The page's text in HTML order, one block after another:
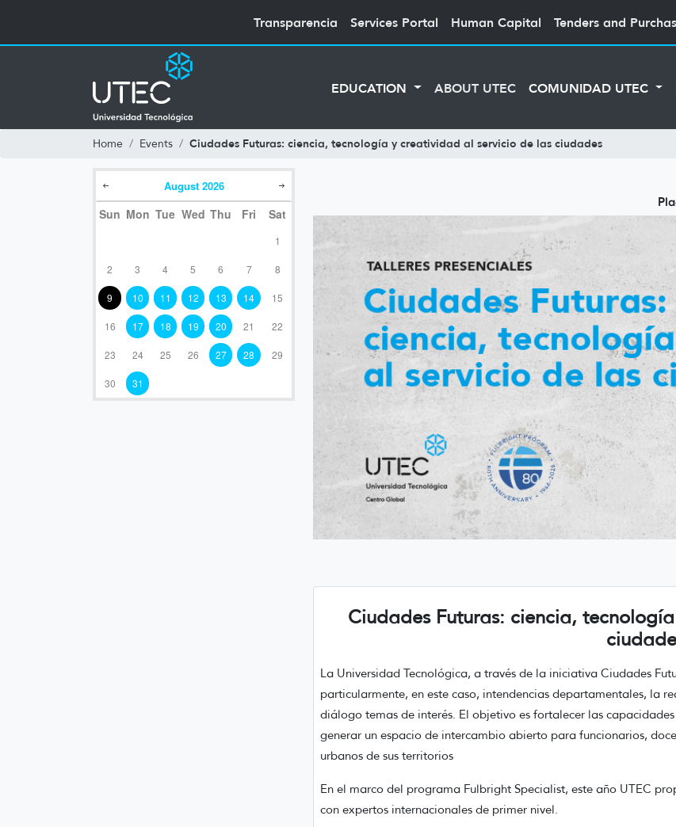
Transparencia Services Portal Human Capital Tenders and
EDUCATION ABOUT UTEC COMUNIDAD UTEC
Home Events Ciudades Futuras: ciencia, tecnología y creatividad al servicio de las ciudades
August 2026
Sun Mon Tue Wed Thu Fri Sat
1
2 3 4 5 6 7 8
9 10 11 12 13 14 15
16 17 18 19 20 21 22
23 24 25 26 27 28 29
30 31
Ciudades Futuras: ciencia,
La Universidad Tecnológica, a través de la iniciativa Ciudades
particularmente, en este caso, intendencias departamentales, la
diálogo temas de interés. El objetivo es fortalecer las
generar un espacio de intercambio abierto para funcionarios,
urbanos de sus territorios
En el marco del programa Fulbright Specialist, este año UTEC
con expertos internacionales de primer nivel.